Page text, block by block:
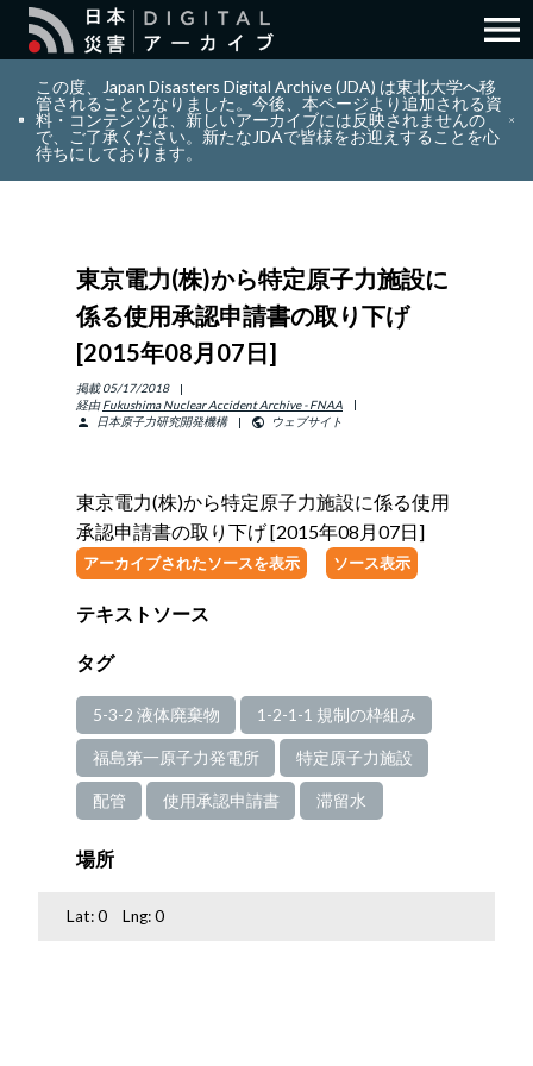
search 検索
layers コレクション
info_outline リソース
アバウト
ENGLISH 日本語
サインイン
menu
この度、Japan Disasters Digital Archive (JDA) は東北大学へ移
管されることとなりました。今後、本ページより追加される資
料・コンテンツは、新しいアーカイブには反映されませんの
で、ご了承ください。新たなJDAで皆様をお迎えすることを心
待ちにしております。
東京電力(株)から特定原子力施設に
係る使用承認申請書の取り下げ
[2015年08月07日]
掲載 05/17/2018
経由 Fukushima Nuclear Accident Archive - FNAA
person
日本原子力研究開発機構 public ウェブサイト
東京電力(株)から特定原子力施設に係る使用
承認申請書の取り下げ [2015年08月07日]
アーカイブされたソースを表示 ソース表示
テキストソース
タグ
5-3-2 液体廃棄物 1-2-1-1 規制の枠組み
福島第一原子力発電所 特定原子力施設
配管 使用承認申請書 滞留水
場所
Lat:0 Lng:0